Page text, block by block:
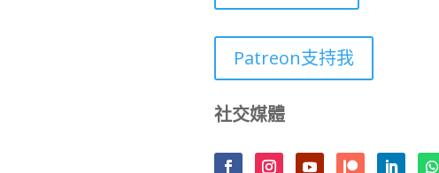
Patreon支持我
社交媒體